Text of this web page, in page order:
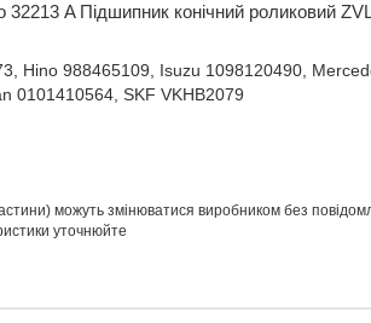
32213 A Підшипник конічний роликовий
Hino 988465109, Isuzu 1098120490,
0101410564, SKF VKHB2079
можуть змінюватися виробником без
уточнюйте